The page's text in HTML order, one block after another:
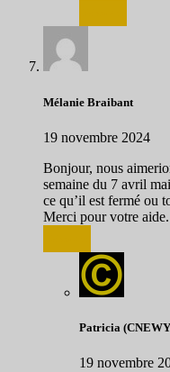
Mélanie Braibant
19 novembre 2024
Bonjour, nous
semaine du 7 avril
ce qu’il est fermé ou
Merci pour votre
Patricia
19 novembre